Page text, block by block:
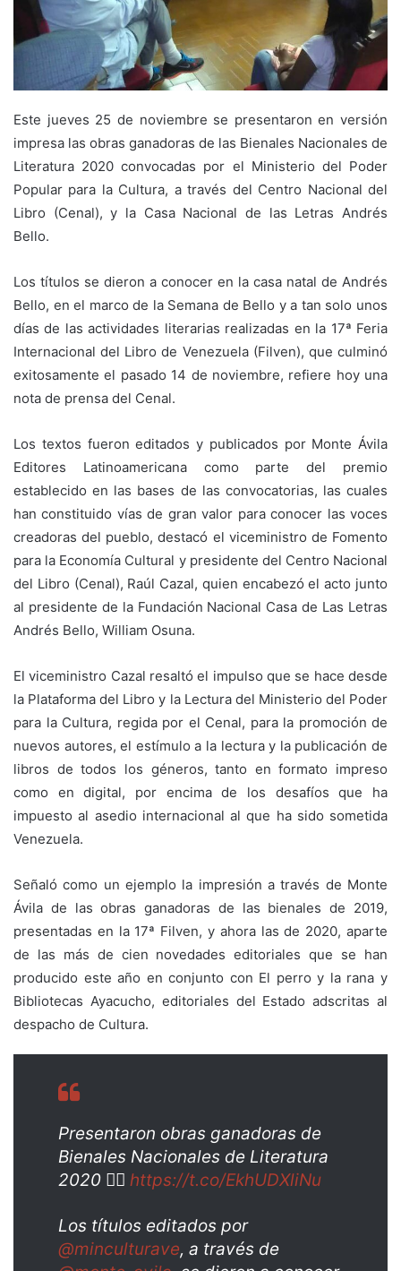
Este jueves 25 de noviembre se presentaron en versión
impresa las obras ganadoras de las Bienales Nacionales de
Literatura 2020 convocadas por el Ministerio del Poder
Popular para la Cultura, a través del Centro Nacional del
Libro (Cenal), y la Casa Nacional de las Letras Andrés
Bello.
Los títulos se dieron a conocer en la casa natal de Andrés
Bello, en el marco de la Semana de Bello y a tan solo unos
días de las actividades literarias realizadas en la 17ª Feria
Internacional del Libro de Venezuela (Filven), que culminó
exitosamente el pasado 14 de noviembre, refiere hoy una
nota de prensa del Cenal.
Los textos fueron editados y publicados por Monte Ávila
Editores Latinoamericana como parte del premio
establecido en las bases de las convocatorias, las cuales
han constituido vías de gran valor para conocer las voces
creadoras del pueblo, destacó el viceministro de Fomento
para la Economía Cultural y presidente del Centro Nacional
del Libro (Cenal), Raúl Cazal, quien encabezó el acto junto
al presidente de la Fundación Nacional Casa de Las Letras
Andrés Bello, William Osuna.
El viceministro Cazal resaltó el impulso que se hace desde
la Plataforma del Libro y la Lectura del Ministerio del Poder
para la Cultura, regida por el Cenal, para la promoción de
nuevos autores, el estímulo a la lectura y la publicación de
libros de todos los géneros, tanto en formato impreso
como en digital, por encima de los desafíos que ha
impuesto al asedio internacional al que ha sido sometida
Venezuela.
Señaló como un ejemplo la impresión a través de Monte
Ávila de las obras ganadoras de las bienales de 2019,
presentadas en la 17ª Filven, y ahora las de 2020, aparte
de las más de cien novedades editoriales que se han
producido este año en conjunto con El perro y la rana y
Bibliotecas Ayacucho, editoriales del Estado adscritas al
despacho de Cultura.
Presentaron obras ganadoras de
Bienales Nacionales de Literatura
2020 👉🏼 https://t.co/EkhUDXliNu
Los títulos editados por
@minculturave, a través de